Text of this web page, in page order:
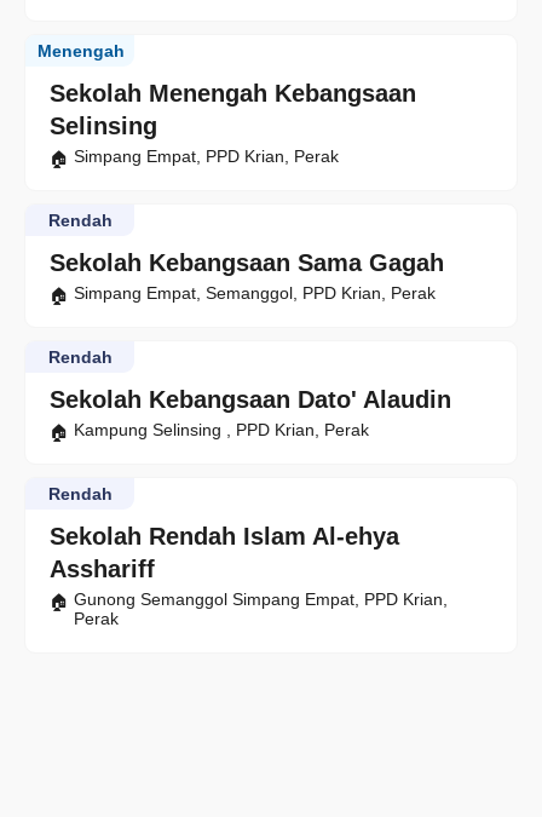
Sekolah Menengah Kebangsaan
Selinsing
Menengah
Simpang Empat, PPD Krian, Perak
Sekolah Kebangsaan Sama Gagah
Rendah
Simpang Empat, Semanggol, PPD Krian, Perak
Sekolah Kebangsaan Dato' Alaudin
Rendah
Kampung Selinsing , PPD Krian, Perak
Sekolah Rendah Islam Al-ehya
Asshariff
Rendah
Gunong Semanggol Simpang Empat, PPD Krian,
Perak